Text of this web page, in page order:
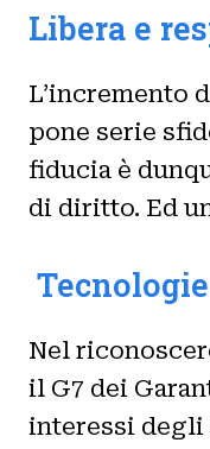
Libera e
L’incremento
pone serie
fiducia è
di diritto. Ed
Nel
il G7 dei
interessi